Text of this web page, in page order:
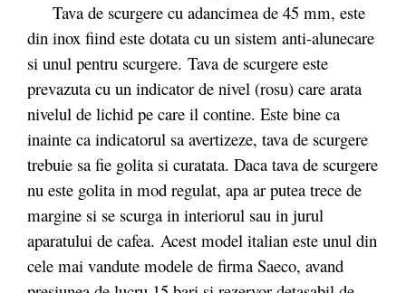
Tava de scurgere cu adancimea de 45 mm, este
din inox fiind este dotata cu un sistem anti-alunecare
si unul pentru scurgere. Tava de scurgere este
prevazuta cu un indicator de nivel (rosu) care arata
nivelul de lichid pe care il contine. Este bine ca
inainte ca indicatorul sa avertizeze, tava de scurgere
trebuie sa fie golita si curatata. Daca tava de scurgere
nu este golita in mod regulat, apa ar putea trece de
margine si se scurga in interiorul sau in jurul
aparatului de cafea. Acest model italian este unul din
cele mai vandute modele de firma Saeco, avand